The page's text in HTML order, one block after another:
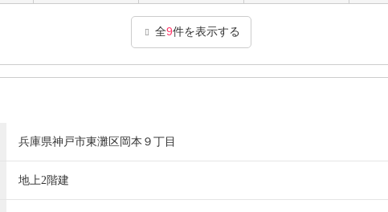
全9件を表示する
兵庫県神戸市東灘区岡本９丁目
地上2階建